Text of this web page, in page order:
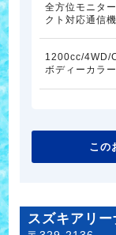
全方位モニタ
クト対応通信
1200cc/4WD/
ボディーカラー
この
スズキアリー